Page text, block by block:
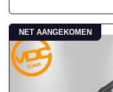
NET AANGEKOMEN